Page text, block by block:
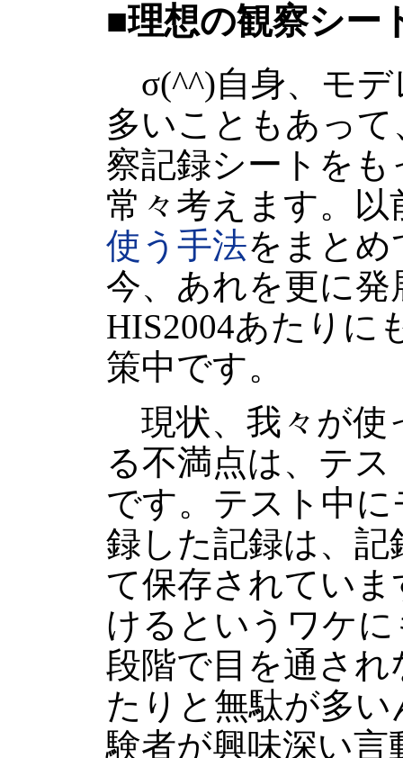
■理想の観察シー
σ(^^)自身、モデ
多いこともあっ
察記録シートを
常々考えます。以
使う手法をまと
今、あれを更に
HIS2004あたりに
策中です。
現状、我々が使
る不満点は、テ
です。テスト中
録した記録は、記
て保存されてい
けるというワケ
段階で目を通さ
たりと無駄が多
験者が興味深い言